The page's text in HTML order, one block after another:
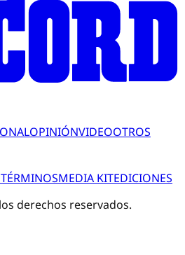
OPINIÓNVIDEOOTROS
TÉRMINOSMEDIA KITEDICIONES
derechos reservados.